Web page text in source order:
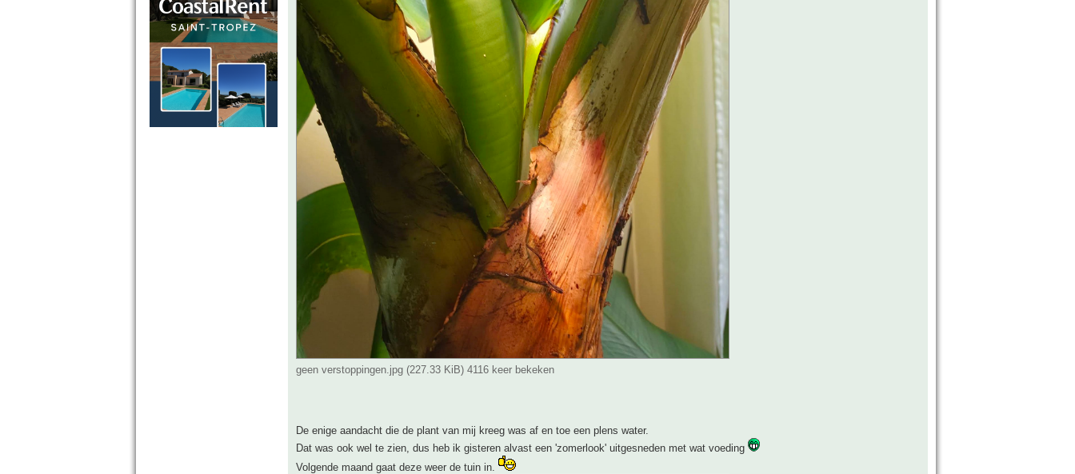
geen verstoppingen.jpg (227.33 KiB) 4116 keer bekeken
De enige aandacht die de plant van mij kreeg was af en toe een plens water.
Dat was ook wel te zien, dus heb ik gisteren alvast een 'zomerlook' uitgesneden met wat voeding
Volgende maand gaat deze weer de tuin in.